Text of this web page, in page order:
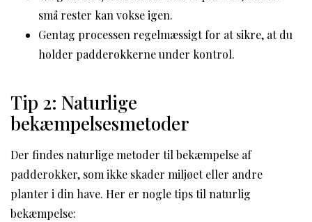
små rester kan vokse igen.
Gentag processen regelmæssigt for at sikre, at du
holder padderokkerne under kontrol.
Tip 2: Naturlige
bekæmpelsesmetoder
Der findes naturlige metoder til bekæmpelse af
padderokker, som ikke skader miljøet eller andre
planter i din have. Her er nogle tips til naturlig
bekæmpelse: